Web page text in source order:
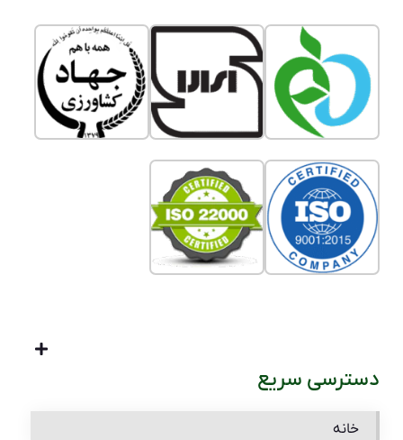
دسترسی سریع
خانه